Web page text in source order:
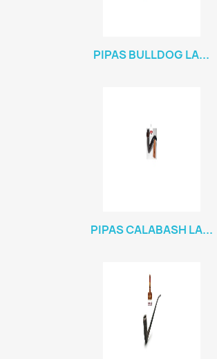
PIPAS BULLDOG LA...
PIPAS CALABASH LA...